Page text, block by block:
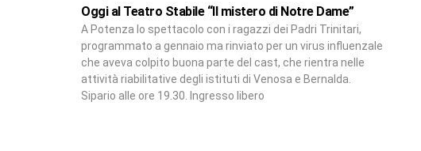
Oggi al Teatro Stabile “Il mistero di Notre Dame”
A Potenza lo spettacolo con i ragazzi dei Padri Trinitari,
programmato a gennaio ma rinviato per un virus influenzale
che aveva colpito buona parte del cast, che rientra nelle
attività riabilitative degli istituti di Venosa e Bernalda.
Sipario alle ore 19.30. Ingresso libero